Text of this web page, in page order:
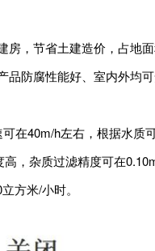
，节省土建造价，占地
品防腐性能好、室内外均
在40m/h左右，根据水
，杂质过滤精度可在
方米/小时。